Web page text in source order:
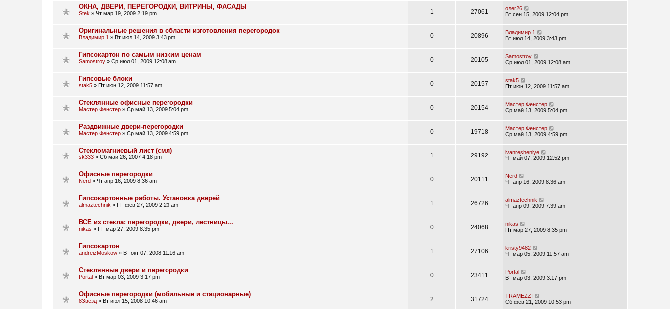
ОКНА, ДВЕРИ, ПЕРЕГОРОДКИ, ВИТРИНЫ, ФАСАДЫ
Stek » Чт мар 19, 2009 2:19 pm 1 27061
олег26
Вт сен 15, 2009 12:04 pm
Оригинальные решения в области изготовления перегородок
Владимир 1 » Вт июл 14, 2009 3:43 pm 0 20896
Владимир 1
Вт июл 14, 2009 3:43 pm
Гипсокартон по самым низким ценам
Samostroy » Ср июл 01, 2009 12:08 am 0 20105
Samostroy
Ср июл 01, 2009 12:08 am
Гипсовые блоки
stak5 » Пт июн 12, 2009 11:57 am 0 20157
stak5
Пт июн 12, 2009 11:57 am
Стеклянные офисные перегородки
Мастер Фенстер » Ср май 13, 2009 5:04 pm 0 20154
Мастер Фенстер
Ср май 13, 2009 5:04 pm
Раздвижные двери-перегородки
Мастер Фенстер » Ср май 13, 2009 4:59 pm 0 19718
Мастер Фенстер
Ср май 13, 2009 4:59 pm
Стекломагниевый лист (смл)
sk333 » Сб май 26, 2007 4:18 pm 1 29192
ivanresheniye
Чт май 07, 2009 12:52 pm
Офисные перегородки
Nerd » Чт апр 16, 2009 8:36 am 0 20111
Nerd
Чт апр 16, 2009 8:36 am
Гипсокартонные работы. Установка дверей
almaztechnik » Пт фев 27, 2009 2:23 am 1 26726
almaztechnik
Чт апр 09, 2009 7:39 am
ВСЕ из стекла: перегородки, двери, лестницы...
nikas » Пт мар 27, 2009 8:35 pm 0 24068
nikas
Пт мар 27, 2009 8:35 pm
Гипсокартон
andreizMoskow » Вт окт 07, 2008 11:16 am 1 27106
kristy9482
Чт мар 05, 2009 11:57 am
Стеклянные двери и перегородки
Portal » Вт мар 03, 2009 3:17 pm 0 23411
Portal
Вт мар 03, 2009 3:17 pm
Офисные перегородки (мобильные и стационарные)
8Звезд » Вт июл 15, 2008 10:46 am 2 31724
TRAMEZZI
Сб фев 21, 2009 10:53 pm